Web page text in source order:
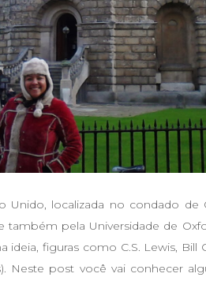
localizada no condado de
também pela Universidade de
figuras como C.S. Lewis, Bill
Neste post você vai conhecer